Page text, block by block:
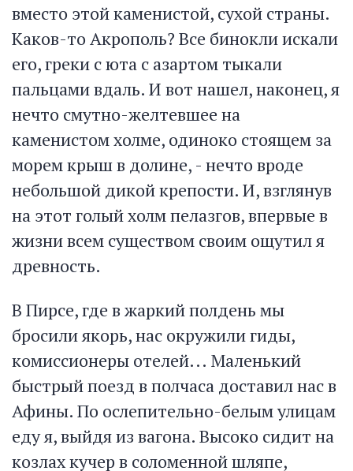
вместо этой каменистой, сухой страны.
Каков-то Акрополь? Все бинокли искали
его, греки с юта с азартом тыкали
пальцами вдаль. И вот нашел, наконец, я
нечто смутно-желтевшее на
каменистом холме, одиноко стоящем за
морем крыш в долине, - нечто вроде
небольшой дикой крепости. И, взглянув
на этот голый холм пелазгов, впервые в
жизни всем существом своим ощутил я
древность.
В Пирсе, где в жаркий полдень мы
бросили якорь, нас окружили гиды,
комиссионеры отелей... Маленький
быстрый поезд в полчаса доставил нас в
Афины. По ослепительно-белым улицам
еду я, выйдя из вагона. Высоко сидит на
козлах кучер в соломенной шляпе,